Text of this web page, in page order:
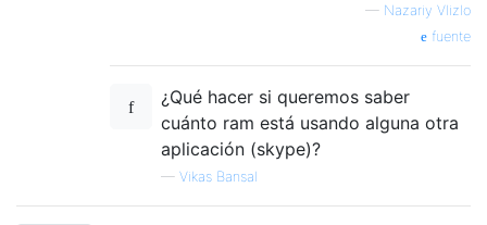
— Nazariy Vlizlo
fuente
¿Qué hacer si queremos saber
cuánto ram está usando alguna otra
aplicación (skype)?
— Vikas Bansal